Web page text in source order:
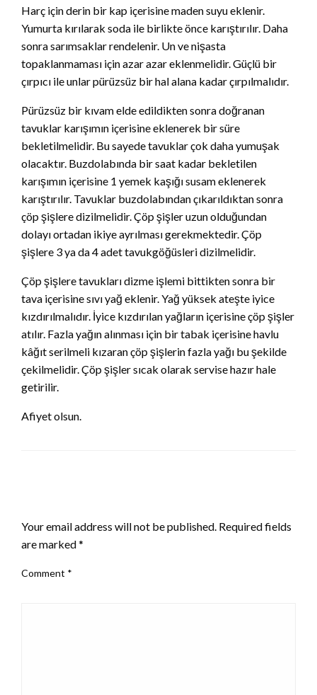
Harç için derin bir kap içerisine maden suyu eklenir.
Yumurta kırılarak soda ile birlikte önce karıştırılır. Daha
sonra sarımsaklar rendelenir. Un ve nişasta
topaklanmaması için azar azar eklenmelidir. Güçlü bir
çırpıcı ile unlar pürüzsüz bir hal alana kadar çırpılmalıdır.
Pürüzsüz bir kıvam elde edildikten sonra doğranan
tavuklar karışımın içerisine eklenerek bir süre
bekletilmelidir. Bu sayede tavuklar çok daha yumuşak
olacaktır. Buzdolabında bir saat kadar bekletilen
karışımın içerisine 1 yemek kaşığı susam eklenerek
karıştırılır. Tavuklar buzdolabından çıkarıldıktan sonra
çöp şişlere dizilmelidir. Çöp şişler uzun olduğundan
dolayı ortadan ikiye ayrılması gerekmektedir. Çöp
şişlere 3 ya da 4 adet tavukgöğüsleri dizilmelidir.
Çöp şişlere tavukları dizme işlemi bittikten sonra bir
tava içerisine sıvı yağ eklenir. Yağ yüksek ateşte iyice
kızdırılmalıdır. İyice kızdırılan yağların içerisine çöp şişler
atılır. Fazla yağın alınması için bir tabak içerisine havlu
kâğıt serilmeli kızaran çöp şişlerin fazla yağı bu şekilde
çekilmelidir. Çöp şişler sıcak olarak servise hazır hale
getirilir.
Afiyet olsun.
Your email address will not be published. Required fields
are marked*
Comment *